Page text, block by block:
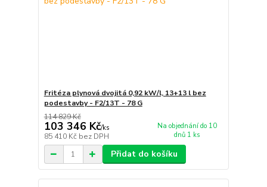
Fritéza plynová dvojitá 0,92 kW/l, 13+13 l bez
podestavby - F2/13T - 78 G
114 829 Kč
103 346 Kč/ks
85 410 Kč bez DPH
Na objednání do 10
dnů 1 ks
Přidat do košíku